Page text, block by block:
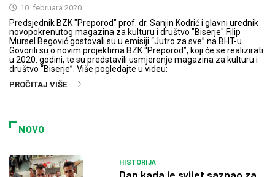
10. februara 2020.
Predsjednik BZK "Preporod" prof. dr. Sanjin Kodrić i glavni urednik
novopokrenutog magazina za kulturu i društvo "Biserje" Filip
Mursel Begović gostovali su u emisiji “Jutro za sve” na BHT-u.
Govorili su o novim projektima BZK “Preporod”, koji će se realizirati
u 2020. godini, te su predstavili usmjerenje magazina za kulturu i
društvo “Biserje”. Više pogledajte u videu:
PROČITAJ VIŠE
NOVO
HISTORIJA